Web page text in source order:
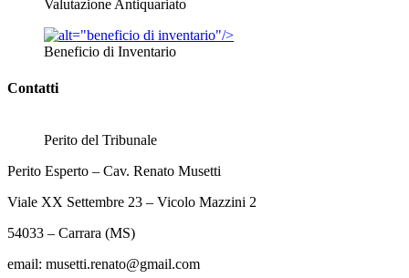
Valutazione Antiquariato
Beneficio di Inventario
Contatti
Perito del Tribunale
Perito Esperto – Cav. Renato Musetti
Viale XX Settembre 23 – Vicolo Mazzini 2
54033 – Carrara (MS)
email: musetti.renato@gmail.com